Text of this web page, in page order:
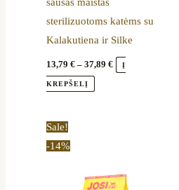
sterilizuotoms katėms su
Kalakutiena ir Silke
13,79€ – 37,89€ Į
KREPŠELĮ
chosen
on
the
product
Sale!
-14%